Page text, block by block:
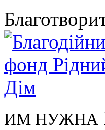
ИМ НУЖНА